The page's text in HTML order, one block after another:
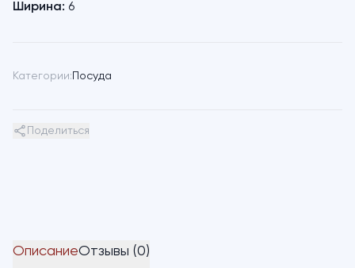
Ширина: 6
Категории: Посуда
Поделиться
ОписаниеОтзывы (0)